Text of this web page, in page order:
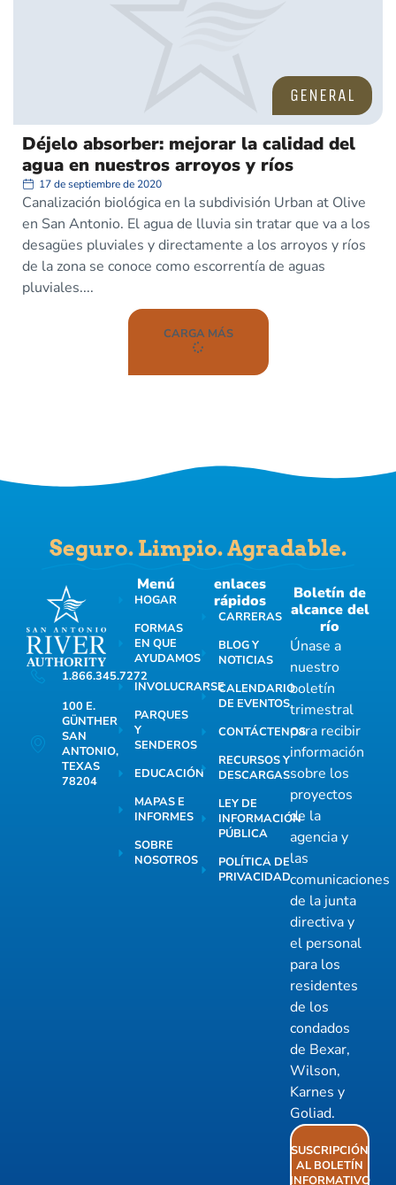
GENERAL
Déjelo absorber: mejorar la calidad del
agua en nuestros arroyos y ríos
17 de septiembre de 2020
Canalización biológica en la subdivisión Urban at Olive
en San Antonio. El agua de lluvia sin tratar que va a los
desagües pluviales y directamente a los arroyos y ríos
de la zona se conoce como escorrentía de aguas
pluviales.
CARGA MÁS
Seguro. Limpio. Agradable.
1.866.345.7272
100 E.
GÜNTHER
SAN
ANTONIO,
TEXAS
78204
Menú
HOGAR
FORMAS
EN QUE
AYUDAMOS
INVOLUCRARSE
PARQUES
Y
SENDEROS
EDUCACIÓN
MAPAS E
INFORMES
SOBRE
NOSOTROS
enlaces
rápidos
CARRERAS
BLOG Y
NOTICIAS
CALENDARIO
DE EVENTOS
CONTÁCTENOS
RECURSOS Y
DESCARGAS
LEY DE
INFORMACIÓN
PÚBLICA
POLÍTICA DE
PRIVACIDAD
Boletín de
alcance del
río
Únase a
nuestro
boletín
trimestral
para recibir
información
sobre los
proyectos
de la
agencia y
las
comunicaciones
de la junta
directiva y
el personal
para los
residentes
de los
condados
de Bexar,
Wilson,
Karnes y
Goliad.
SUSCRIPCIÓN
AL BOLETÍN
INFORMATIVO